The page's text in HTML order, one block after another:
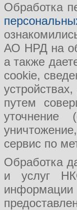
Обработка
АО НРД на
а также
cookie,
путем
уточнение
сервис по
Обработка
и услуг
информации